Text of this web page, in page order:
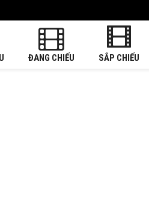
ĐANG CHIẾU SẮP CHIẾU